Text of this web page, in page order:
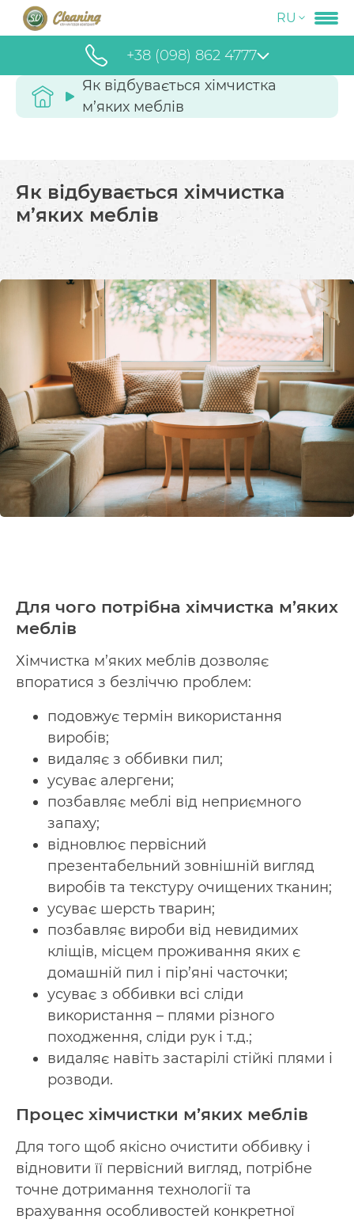
+38 (098) 862 4777
RU
Як відбувається хімчистка
м’яких меблів
Як відбувається хімчистка
м’яких меблів
Для чого потрібна хімчистка м’яких
меблів
Хімчистка м’яких меблів дозволяє
впоратися з безліччю проблем:
подовжує термін використання
виробів;
видаляє з оббивки пил;
усуває алергени;
позбавляє меблі від неприємного
запаху;
відновлює первісний
презентабельний зовнішній вигляд
виробів та текстуру очищених тканин;
усуває шерсть тварин;
позбавляє вироби від невидимих ​​
кліщів, місцем проживання яких є
домашній пил і пір’яні часточки;
усуває з оббивки всі сліди
використання – плями різного
походження, сліди рук і т.д.;
видаляє навіть застарілі стійкі плями і
розводи.
Процес хімчистки м’яких меблів
Для того щоб якісно очистити оббивку і
відновити її первісний вигляд, потрібне
точне дотримання технології та
врахування особливостей конкретної